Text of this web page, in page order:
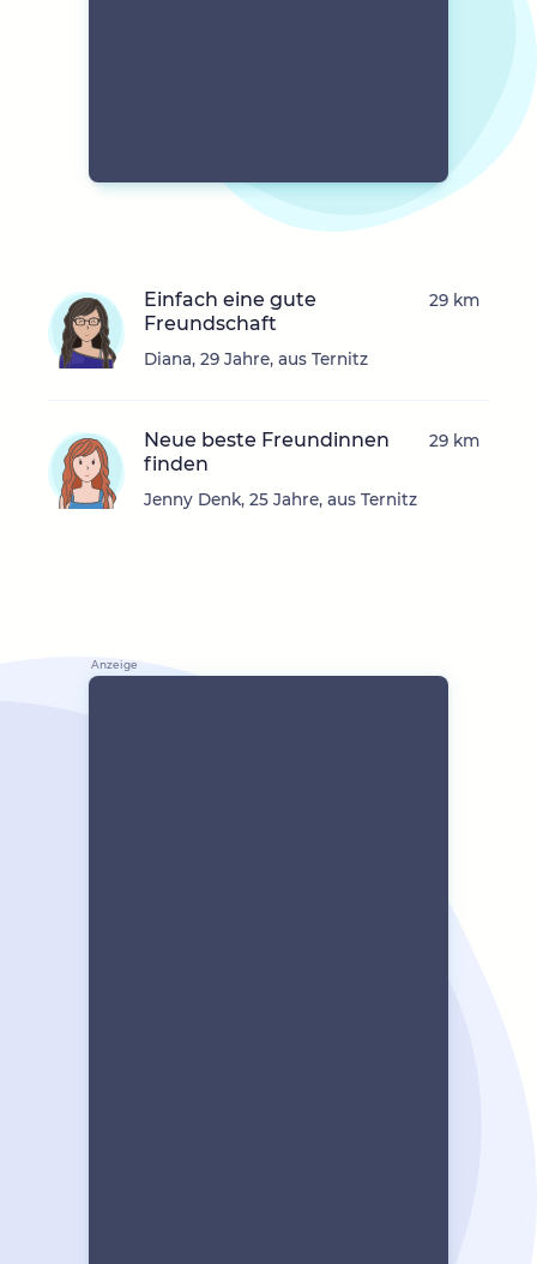
Einfach eine gute
Freundschaft
Diana, 29 Jahre, aus Ternitz
29 km
Neue beste Freundinnen
finden
Jenny Denk, 25 Jahre, aus Ternitz
29 km